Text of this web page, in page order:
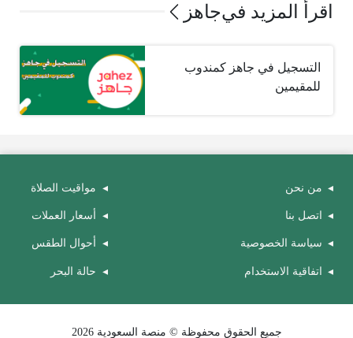
اقرأ المزيد فيجاهز
التسجيل في جاهز كمندوب
للمقيمين
من نحن
اتصل بنا
سياسة الخصوصية
اتفاقية الاستخدام
مواقيت الصلاة
أسعار العملات
أحوال الطقس
حالة البحر
جميع الحقوق محفوظة © منصة السعودية 2026